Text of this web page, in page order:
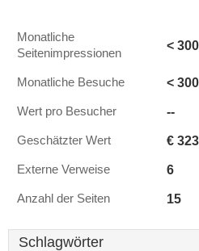
Monatliche
Seitenimpressionen
< 300
Monatliche Besuche < 300
Wert pro Besucher --
Geschätzter Wert €
Externe Verweise 6
Anzahl der Seiten 15
Schlagwörter